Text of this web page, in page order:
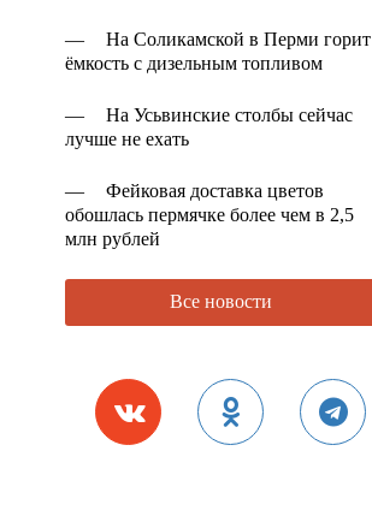
—
На Соликамской в Перми горит
ёмкость с дизельным топливом
—
На Усьвинские столбы сейчас
лучше не ехать
—
Фейковая доставка цветов
обошлась пермячке более чем в 2,5
млн рублей
Все новости